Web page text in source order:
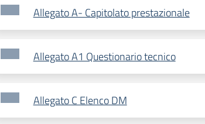
Allegato A- Capitolato prestazionale
Allegato A1 Questionario tecnico
Allegato C Elenco DM